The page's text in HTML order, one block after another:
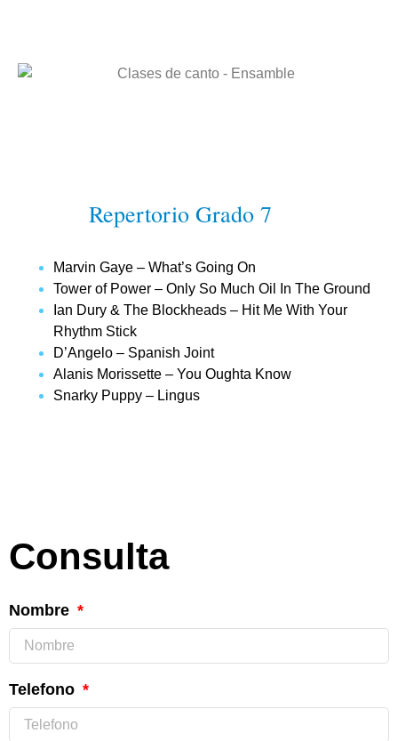
Repertorio Grado 7
Marvin Gaye – What’s Going On
Tower of Power – Only So Much Oil In The Ground
Ian Dury & The Blockheads – Hit Me With Your
Rhythm Stick
D’Angelo – Spanish Joint
Alanis Morissette – You Oughta Know
Snarky Puppy – Lingus
Consulta
Nombre
Telefono